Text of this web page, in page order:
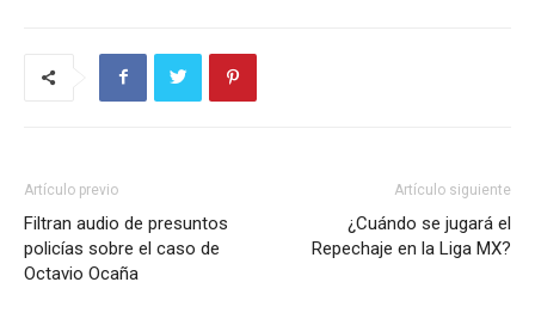
Artículo previo
Filtran audio de presuntos
policías sobre el caso de
Octavio Ocaña
Artículo siguiente
¿Cuándo se jugará el
Repechaje en la Liga MX?